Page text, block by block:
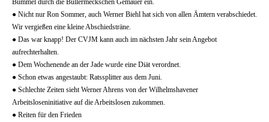
Bummel durch die Bullermeckschen Gemäuer ein.
● Nicht nur Ron Sommer, auch Werner Biehl hat sich von allen Ämtern verabschiedet.
Wir vergießen eine kleine Abschiedsträne.
● Das war knapp! Der CVJM kann auch im nächsten Jahr sein Angebot
aufrechterhalten.
● Dem Wochenende an der Jade wurde eine Diät verordnet.
● Schon etwas angestaubt: Ratssplitter aus dem Juni.
● Schlechte Zeiten sieht Werner Ahrens von der Wilhelmshavener
Arbeitsloseninitiative auf die Arbeitslosen zukommen.
● Reiten für den Frieden